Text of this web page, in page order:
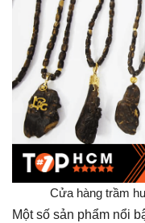
Cửa hàng trầm
Một số sản phẩm nổi